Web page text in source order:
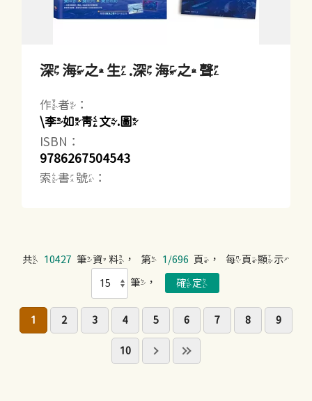
深海之生.深海之聲
作者：
\李如青文.圖
ISBN：
9786267504543
索書號：
共 10427 筆資料，第 1/696 頁，每頁顯示
筆，
1 2 3 4 5 6 7 8 9
10